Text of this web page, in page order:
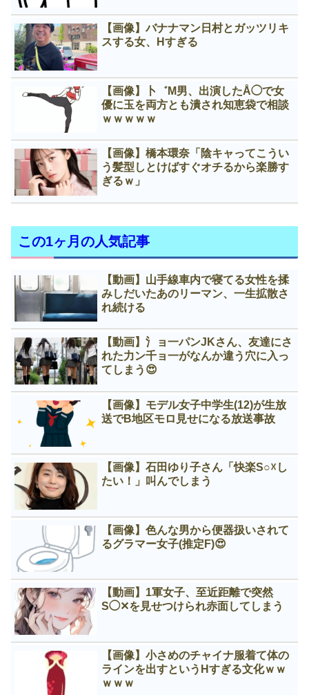
【画像】バナナマン日村とガッツリキ
スする女、Нすぎる
【画像】卜゛M男、出演したÅ◯で女
優に玉を両方とも潰され知恵袋で相談
ｗｗｗｗｗ
【画像】橋本環奈「陰キャってこうい
う髪型しとけばすぐオチるから楽勝す
ぎるｗ」
この1ヶ月の人気記事
【動画】山手線車内で寝てる女性を揉
みしだいたあのリーマン、一生拡散さ
れ続ける
【動画】氵ョ一パンJKさん、友達にさ
れた力ン千ョ一がなんか違う穴に入っ
てしまう😍
【画像】モデル女子中学生(12)が生放
送でB地区モロ見せになる放送事故
【画像】石田ゆり子さん「快楽S○☓し
たい！」叫んでしまう
【画像】色んな男から便器扱いされて
るグラマー女子(推定F)😍
【動画】1軍女子、至近距離で突然
S◯✕を見せつけられ赤面してしまう
【画像】小さめのチャイナ服着て体の
ラインを出すというНすぎる文化ｗｗ
ｗｗｗ